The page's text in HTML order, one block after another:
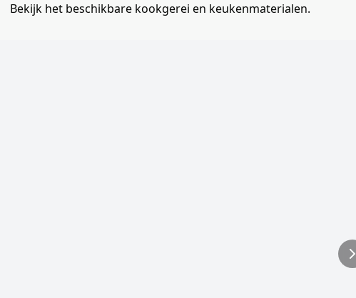
Bekijk het beschikbare kookgerei en keukenmaterialen.